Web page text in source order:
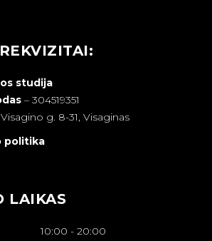
studija
– 304519351
Visagino g. 8-31, Visaginas
politika
LAIKAS
10:00 - 20:00